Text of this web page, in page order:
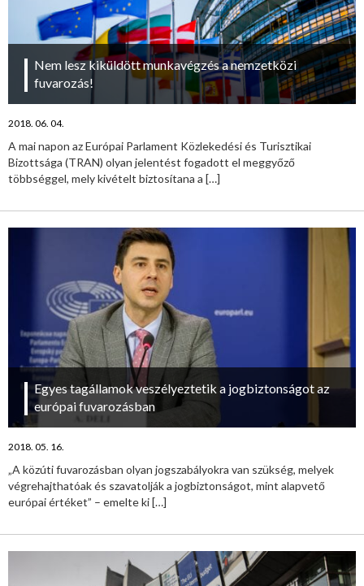
Nem lesz kiküldött munkavégzés a nemzetközi
fuvarozás!
2018. 06. 04.
A mai napon az Európai Parlament Közlekedési és Turisztikai
Bizottsága (TRAN) olyan jelentést fogadott el meggyőző
többséggel, mely kivételt biztosítana a […]
Egyes tagállamok veszélyeztetik a jogbiztonságot az
európai fuvarozásban
2018. 05. 16.
„A közúti fuvarozásban olyan jogszabályokra van szükség, melyek
végrehajthatóak és szavatolják a jogbiztonságot, mint alapvető
európai értéket” – emelte ki[…]